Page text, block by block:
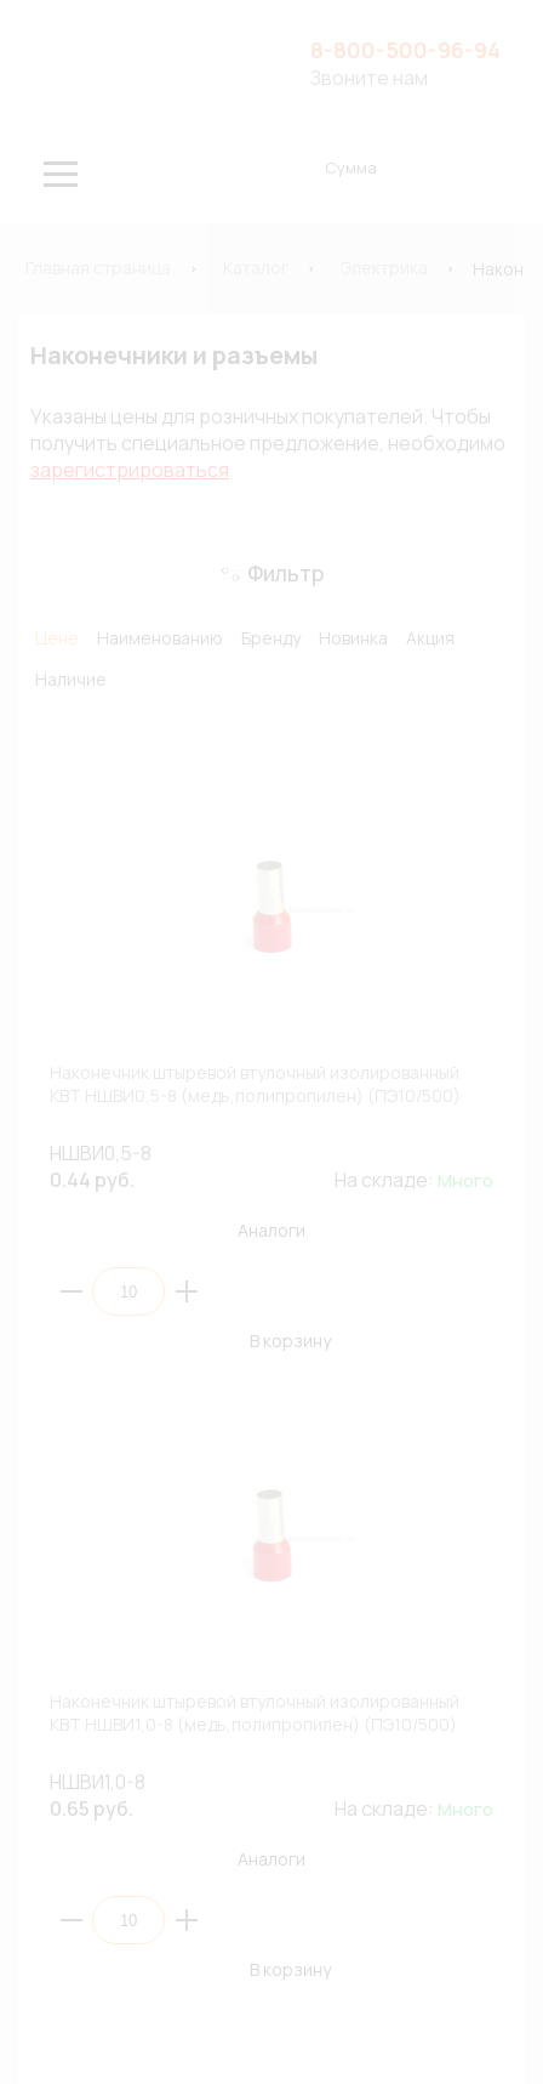
8-800-500-96-94
Звоните нам
Сумма
Наконечники и разъемы
Указаны цены для розничных покупателей. Чтобы
получить специальное предложение, необходимо
зарегистрироваться
Фильтр
Цене Наименованию Бренду Новинка
Акция
Наличие
НШВИ0,5-8
0.44 руб.
На складе: Много
Аналоги
В корзину
НШВИ1,0-8
0.65 руб.
На складе: Много
Аналоги
В корзину